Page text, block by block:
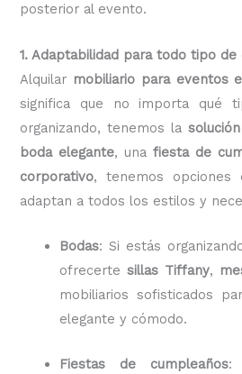
posterior al evento.
1. Adaptabilidad para todo tipo de
Alquilar mobiliario para eventos
significa que no importa qué
organizando, tenemos la
boda elegante, unafiesta de
corporativo, tenemos opciones
adaptan a todos los estilos y
Bodas: Si estás
ofrecertesillas Tiffany,
mobiliarios sofisticados
elegante y cómodo.
Fiestas de cumpleaños: